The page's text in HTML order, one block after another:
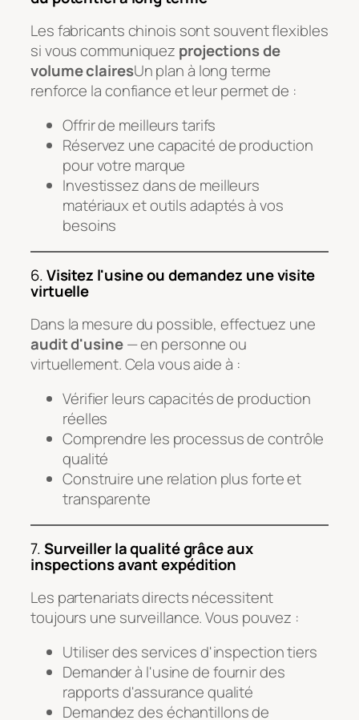
Les fabricants chinois sont souvent flexibles
si vous communiquez projections de
volume clairesUn plan à long terme
renforce la confiance et leur permet de :
Offrir de meilleurs tarifs
Réservez une capacité de production
pour votre marque
Investissez dans de meilleurs
matériaux et outils adaptés à vos
besoins
6.Visitez l'usine ou demandez une visite
virtuelle
Dans la mesure du possible, effectuez une
audit d'usine— en personne ou
virtuellement. Cela vous aide à :
Vérifier leurs capacités de production
réelles
Comprendre les processus de contrôle
qualité
Construire une relation plus forte et
transparente
7.Surveiller la qualité grâce aux
inspections avant expédition
Les partenariats directs nécessitent
toujours une surveillance. Vous pouvez :
Utiliser des services d'inspection tiers
Demander à l'usine de fournir des
rapports d'assurance qualité
Demandez des échantillons de